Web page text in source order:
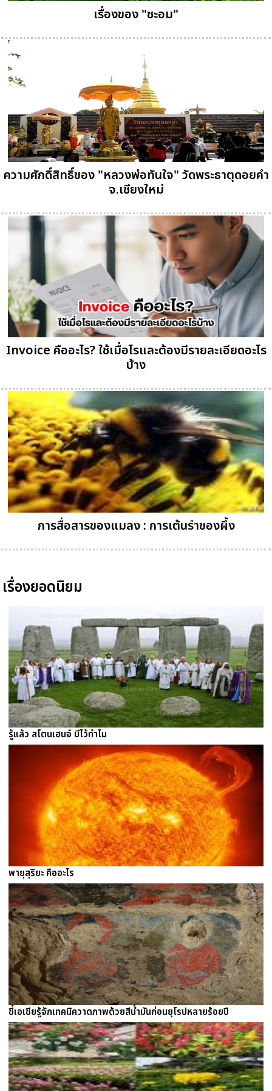
เรื่องของ "ชะอม"
ความศักดิ์สิทธิ์ของ "หลวงพ่อทันใจ" วัดพระธาตุดอยคำ
จ.เชียงใหม่
Invoice คืออะไร? ใช้เมื่อไรและต้องมีรายละเอียดอะไร
บ้าง
การสื่อสารของแมลง : การเต้นรำของผึ้ง
เรื่องยอดนิยม
รู้แล้ว สโตนเฮนจ์ มีไว้ทำไม
พายุสุริยะ คืออะไร
ชี้เอเชียรู้จักเทคนิควาดภาพด้วยสีน้ำมันก่อนยุโรปหลายร้อยปี